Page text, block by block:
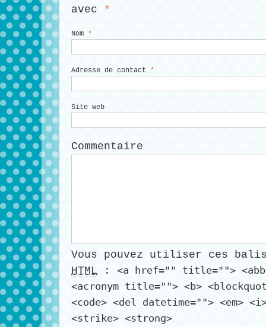
avec *
Nom *
Adresse de contact *
Site web
Commentaire
Vous pouvez utiliser ces
HTML : <a href="" title="">
<acronym title=""> <b>
<code> <del datetime=""> <em>
<strike> <strong>